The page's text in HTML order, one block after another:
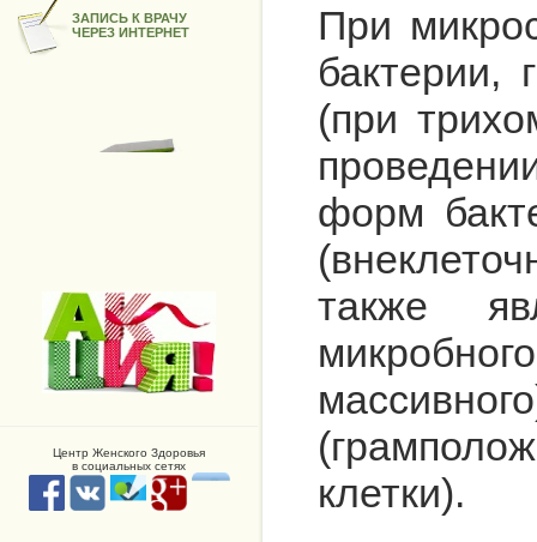
ЗАПИСЬ К ВРАЧУ
ЧЕРЕЗ ИНТЕРНЕТ
Центр Женского Здоровья
в социальных сетях
При
бактерии,
(при
форм
также
клетки).